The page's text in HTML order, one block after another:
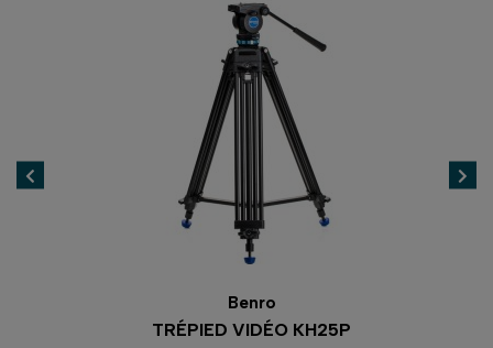
Benro
TRÉPIED VIDÉO KH25P